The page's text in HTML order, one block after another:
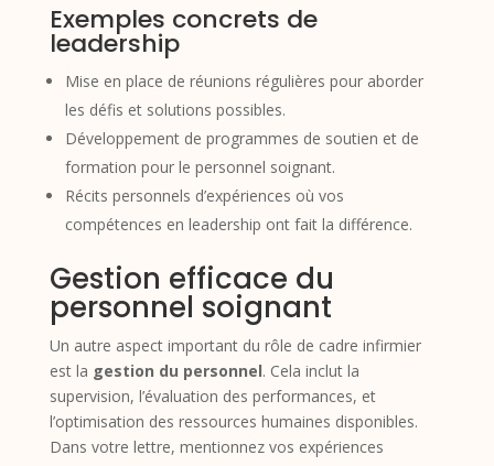
Exemples concrets de
leadership
Mise en place de réunions régulières pour aborder
les défis et solutions possibles.
Développement de programmes de soutien et de
formation pour le personnel soignant.
Récits personnels d’expériences où vos
compétences en leadership ont fait la différence.
Gestion efficace du
personnel soignant
Un autre aspect important du rôle de cadre infirmier
est la gestion du personnel. Cela inclut la
supervision, l’évaluation des performances, et
l’optimisation des ressources humaines disponibles.
Dans votre lettre, mentionnez vos expériences